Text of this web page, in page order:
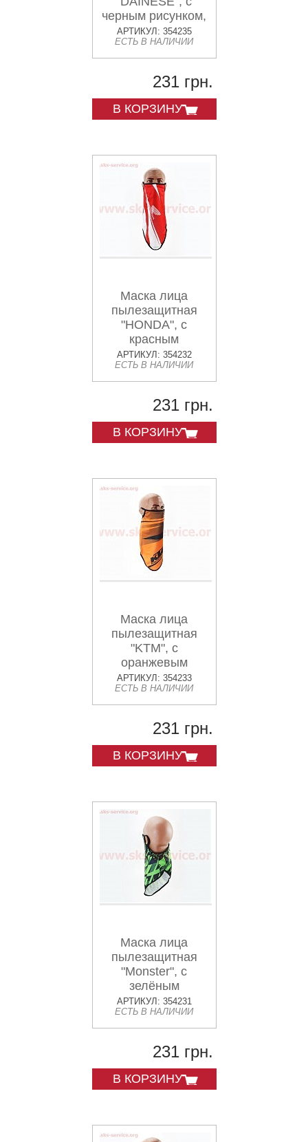
черным рисунком,
GE-82
АРТИКУЛ: 354235
ЕСТЬ В НАЛИЧИИ
231 грн.
В КОРЗИНУ
Маска лица
пылезащитная
"HONDA", с
красным
рисунком, GE-103
АРТИКУЛ: 354232
ЕСТЬ В НАЛИЧИИ
231 грн.
В КОРЗИНУ
Маска лица
пылезащитная
"KTM", с
оранжевым
рисунком, GE-108
АРТИКУЛ: 354233
ЕСТЬ В НАЛИЧИИ
231 грн.
В КОРЗИНУ
Маска лица
пылезащитная
"Monster", с
зелёным
рисунком, GE-75
АРТИКУЛ: 354231
ЕСТЬ В НАЛИЧИИ
231 грн.
В КОРЗИНУ